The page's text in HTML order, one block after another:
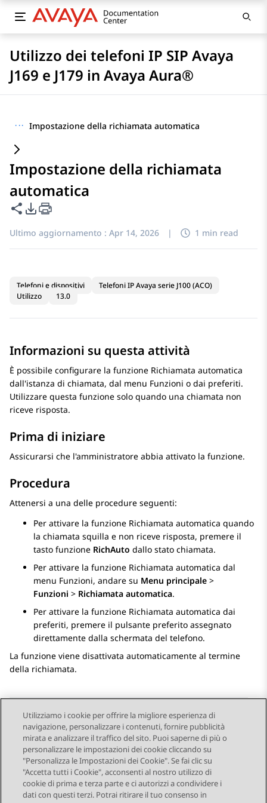
Utilizzo dei telefoni IP SIP Avaya
J169 e J179 in Avaya Aura®
··· Impostazione della richiamata automatica
Impostazione della richiamata
automatica
Condividi questa pagina
Opzioni di esportazione PDF
Ultimo aggiornamento : Apr 14, 2026 | 1 min read
Telefoni e dispositivi
Telefoni IP Avaya serie J100 (ACO)
Utilizzo
13.0
Informazioni su questa attività
È possibile configurare la funzione Richiamata automatica
dall'istanza di chiamata, dal menu Funzioni o dai preferiti.
Utilizzare questa funzione solo quando una chiamata non
riceve risposta.
Prima di iniziare
Assicurarsi che l'amministratore abbia attivato la funzione.
Procedura
Attenersi a una delle procedure seguenti:
Per attivare la funzione Richiamata automatica quando
la chiamata squilla e non riceve risposta, premere il
tasto funzione RichAuto dallo stato chiamata.
Per attivare la funzione Richiamata automatica dal
menu Funzioni, andare su Menu principale >
Funzioni > Richiamata automatica.
Per attivare la funzione Richiamata automatica dai
preferiti, premere il pulsante preferito assegnato
direttamente dalla schermata del telefono.
La funzione viene disattivata automaticamente al termine
della richiamata.
Send Feedback
Navigazione argomento
Argomento precedente Argomento successivo
Utilizziamo i cookie per offrire la migliore esperienza di
navigazione, personalizzare i contenuti, fornire pubblicità
mirata e analizzare il traffico del sito. Puoi saperne di più o
personalizzare le impostazioni dei cookie cliccando su
"Personalizza le Impostazioni dei Cookie". Se fai clic su
"Accetta tutti i Cookie", acconsenti al nostro utilizzo di
cookie di prima e terza parte e ci autorizzi a condividere i
dati con questi terzi. Potrai ritirare il tuo consenso in